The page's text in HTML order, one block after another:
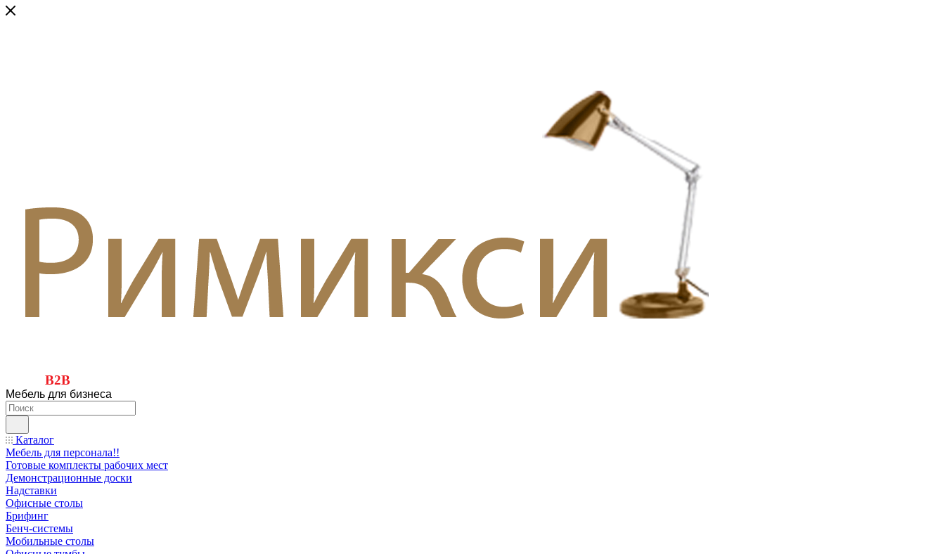
B2B
Мебель для бизнеса
Каталог
Мебель для персонала!!
Готовые комплекты рабочих мест
Демонстрационные доски
Надставки
Офисные столы
Брифинг
Бенч-системы
Мобильные столы